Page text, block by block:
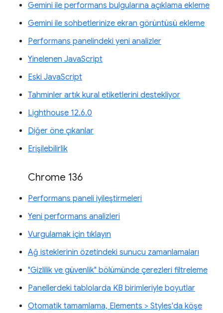
Gemini ile performans bulgularına açıklama ekleme
Gemini ile sohbetlerinize ekran görüntüsü ekleme
Performans panelindeki yeni analizler
Yinelenen JavaScript
Eski JavaScript
Tahminler artık kural etiketlerini destekliyor
Lighthouse 12.6.0
Diğer öne çıkanlar
Erişilebilirlik
Chrome 136
Performans paneli iyileştirmeleri
Yeni performans analizleri
Vurgulamak için tıklayın
Ağ isteklerinin özetindeki sunucu zamanlamaları
"Gizlilik ve güvenlik" bölümünde çerezleri filtreleme
Panellerdeki tablolarda KB birimleriyle boyutlar
Otomatik tamamlama, Elements > Styles'da köşe